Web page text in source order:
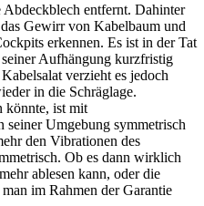
Abdeckblech entfernt. Dahinter
Gewirr von Kabelbaum und
erkennen. Es ist in der Tat
seiner Aufhängung kurzfristig
verzieht es jedoch
in die Schräglage.
könnte, ist mit
Umgebung symmetrisch
den Vibrationen des
Ob es dann wirklich
ablesen kann, oder die
im Rahmen der Garantie